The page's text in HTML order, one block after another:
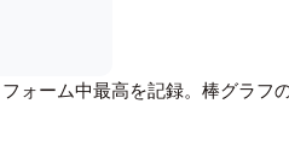
ォーム中最高を記録。棒グラフ